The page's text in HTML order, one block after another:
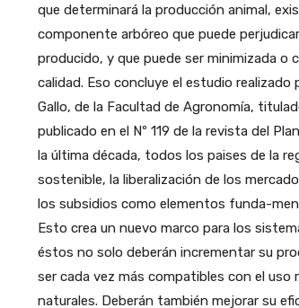
que determinará la producción animal,
componente arbóreo que puede
producido, y que puede ser minimizada o
calidad. Eso concluye el estudio realizado
Gallo, de la Facultad de Agronomía,
publicado en el Nº 119 de la revista del
la última década, todos los paises de la
sostenible, la liberalización de los
los subsidios como elementos funda-
Esto crea un nuevo marco para los
éstos no solo deberán incrementar su
ser cada vez más compatibles con el uso
naturales. Deberán también mejorar su